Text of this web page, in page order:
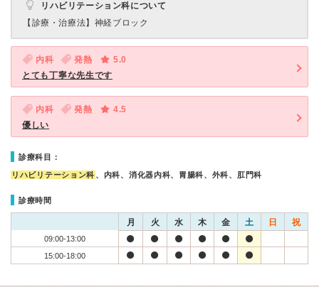
リハビリテーション科について
【診療・治療法】 神経ブロック
内科 発熱
5.0
とても丁寧な先生です
内科 発熱
4.5
優しい
診療科目：
リハビリテーション科 、内科、消化器内科、胃腸科、外科、肛門科
診療時間
月 火 水 木 金 土 日 祝
09:00-13:00
15:00-18:00